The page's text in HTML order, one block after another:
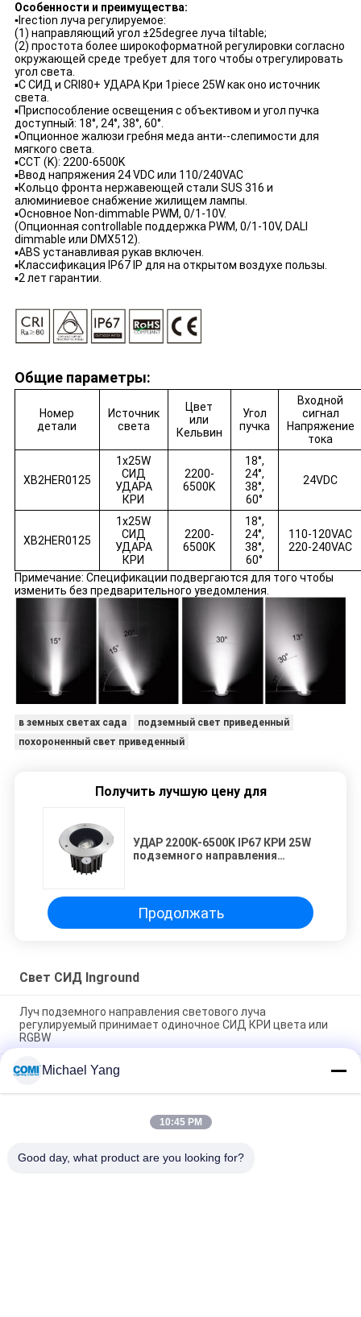
Особенности и преимущества:
▪Irection луча регулируемое:
(1) направляющий угол ±25degree луча tiltable;
(2) простота более широкоформатной регулировки согласно
окружающей среде требует для того чтобы отрегулировать
угол света.
▪С СИД и CRI80+ УДАРА Кри 1piece 25W как оно источник
света.
▪Приспособление освещения с объективом и угол пучка
доступный: 18°, 24°, 38°, 60°.
▪Опционное жалюзи гребня меда анти--слепимости для
мягкого света.
▪CCT (K): 2200-6500K
▪Ввод напряжения 24 VDC или 110/240VAC
▪Кольцо фронта нержавеющей стали SUS 316 и
алюминиевое снабжение жилищем лампы.
▪Основное Non-dimmable PWM, 0/1-10V.
(Опционная controllable поддержка PWM, 0/1-10V, DALI
dimmable или DMX512).
▪ABS устанавливая рукав включен.
▪Классификация IP67 IP для на открытом воздухе пользы.
▪2 лет гарантии.
Общие параметры:
Номер
детали
Источник
света
Цвет
или
Кельвин
Угол
пучка
Входной
сигнал
Напряжение
тока
XB2HER0125
1x25W
СИД
УДАРА
КРИ
2200-
6500K
18°,
24°,
38°,
60°
24VDC
XB2HER0125
1x25W
СИД
УДАРА
КРИ
2200-
6500K
18°,
24°,
38°,
60°
110-120VAC
220-240VAC
Примечание: Спецификации подвергаются для того чтобы
изменить без предварительного уведомления.
в земных светах сада
подземный свет приведенный
похороненный свет приведенный
Получить лучшую цену для
УДАР 2200K-6500K IP67 КРИ 25W
подземного направления
Продолжать
Свет СИД Inground
Луч подземного направления светового луча
регулируемый принимает одиночное СИД КРИ цвета или
RGBW
СИД Inground вверх по светлому Illuminant 0 глубины - 10V
ландшафта Lighitng
Утопленный под земным на открытом воздухе освещая
Michael Yang
10:45 PM
Good day, what product are you looking for?